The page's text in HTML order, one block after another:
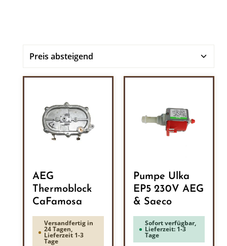
AEG
Thermoblock
CaFamosa
Versandfertig in
24 Tagen,
Lieferzeit 1-3
Tage
Pumpe Ulka
EP5 230V AEG
& Saeco
Sofort verfügbar,
Lieferzeit: 1-3
Tage